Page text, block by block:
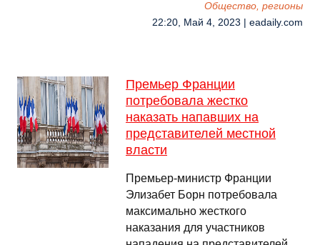
Общество, регионы
22:20, Май 4, 2023 | eadaily.com
Премьер Франции
потребовала жестко
наказать напавших на
представителей местной
власти
Премьер-министр Франции
Элизабет Борн потребовала
максимально жесткого
наказания для участников